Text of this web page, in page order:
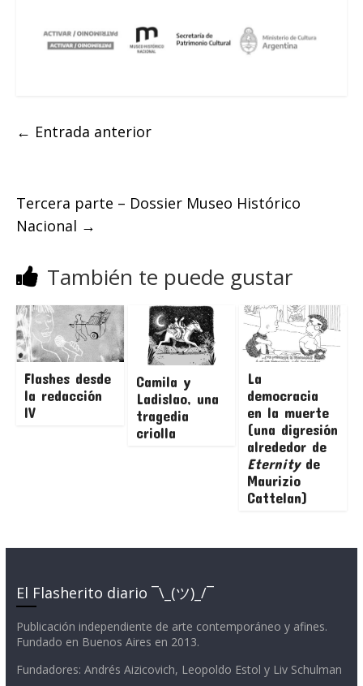
← Entrada anterior
Tercera parte – Dossier Museo Histórico
Nacional →
También te puede gustar
Flashes desde
la redacción
IV
Camila y
Ladislao, una
tragedia
criolla
La
democracia
en la muerte
(una digresión
alrededor de
Eternityde
Maurizio
Cattelan)
El Flasherito diario ¯\_(ツ)_/¯
Publicación independiente de arte contemporáneo y afines.
Fundado en Buenos Aires en 2013.
Fundadores: Andrés Aizicovich, Leopoldo Estol y Liv Schulman